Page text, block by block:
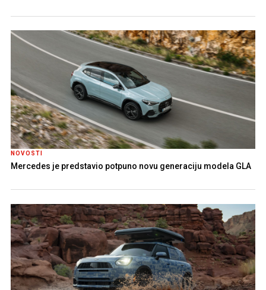
NOVOSTI
Mercedes je predstavio potpuno novu generaciju modela GLA